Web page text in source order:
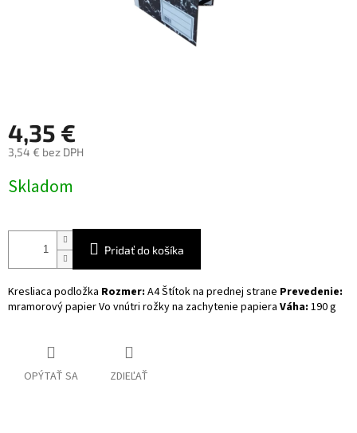
4,35 €
3,54 € bez DPH
cena:
Skladom
Pridať do košíka
Kresliaca podložka Rozmer: A4Štítok na prednej strane Prevedenie:
mramorový papierVo vnútri rožky na zachytenie papiera Váha: 190 g
OPÝTAŤ SA ZDIEĽAŤ